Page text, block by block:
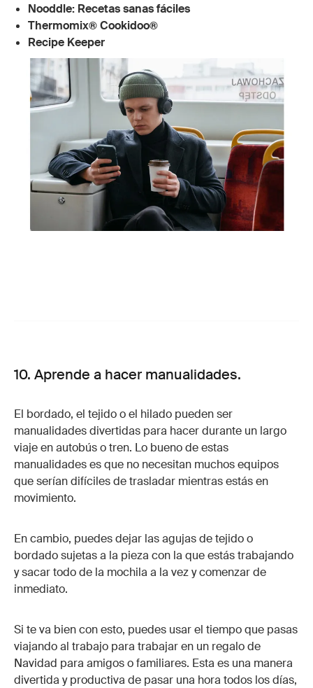
Nooddle: Recetas sanas fáciles
Thermomix® Cookidoo®
Recipe Keeper
10. Aprende a hacer manualidades.
El bordado, el tejido o el hilado pueden ser
manualidades divertidas para hacer durante un largo
viaje en autobús o tren. Lo bueno de estas
manualidades es que no necesitan muchos equipos
que serían difíciles de trasladar mientras estás en
movimiento.
En cambio, puedes dejar las agujas de tejido o
bordado sujetas a la pieza con la que estás trabajando
y sacar todo de la mochila a la vez y comenzar de
inmediato.
Si te va bien con esto, puedes usar el tiempo que pasas
viajando al trabajo para trabajar en un regalo de
Navidad para amigos o familiares. Esta es una manera
divertida y productiva de pasar una hora todos los días,